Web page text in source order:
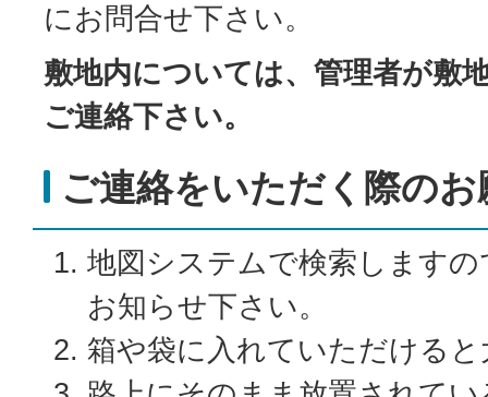
にお問合せ下さい。
敷地内については、管理者が敷
ご連絡下さい。
ご連絡をいただく際の
地図システムで検索します
お知らせ下さい。
箱や袋に入れていただける